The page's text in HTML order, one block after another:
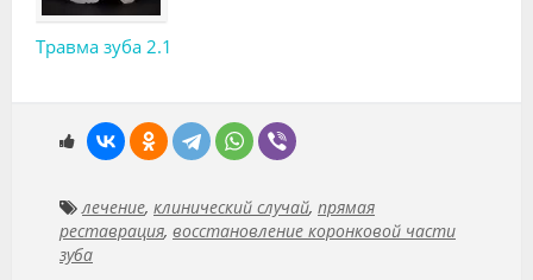
Травма зуба 2.1
лечение, клинический случай, прямая
реставрация, восстановление коронковой части
зуба